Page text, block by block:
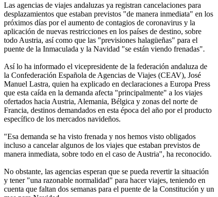
Las agencias de viajes andaluzas ya registran cancelaciones para
desplazamientos que estaban previstos "de manera inmediata" en los
próximos días por el aumento de contagios de coronavirus y la
aplicación de nuevas restricciones en los países de destino, sobre
todo Austria, así como que las "previsiones halagüeñas" para el
puente de la Inmaculada y la Navidad "se están viendo frenadas".
Así lo ha informado el vicepresidente de la federación andaluza de
la Confederación Española de Agencias de Viajes (CEAV), José
Manuel Lastra, quien ha explicado en declaraciones a Europa Press
que esta caída en la demanda afecta "principalmente" a los viajes
ofertados hacia Austria, Alemania, Bélgica y zonas del norte de
Francia, destinos demandados en esta época del año por el producto
específico de los mercados navideños.
"Esa demanda se ha visto frenada y nos hemos visto obligados
incluso a cancelar algunos de los viajes que estaban previstos de
manera inmediata, sobre todo en el caso de Austria", ha reconocido.
No obstante, las agencias esperan que se pueda revertir la situación
y tener "una razonable normalidad" para hacer viajes, teniendo en
cuenta que faltan dos semanas para el puente de la Constitución y un